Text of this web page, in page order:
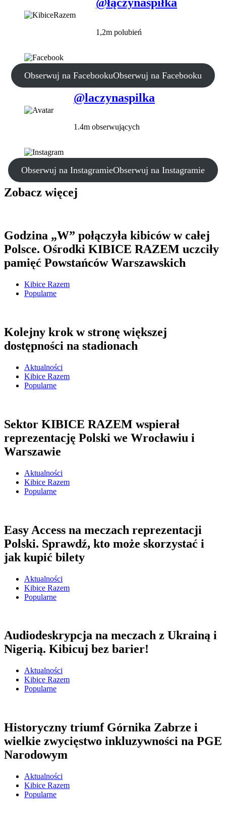
1,2m polubień
Obserwuj na FacebookuObserwuj na Facebooku
@laczynaspilka
1.4m obserwujących
Obserwuj na InstagramieObserwuj na Instagramie
Zobacz więcej
Godzina „W” połączyła kibiców w całej
Polsce. Ośrodki KIBICE RAZEM uczciły
pamięć Powstańców Warszawskich
Kibice Razem
Popularne
Kolejny krok w stronę większej
dostępności na stadionach
Aktualności
Kibice Razem
Popularne
Sektor KIBICE RAZEM wspierał
reprezentację Polski we Wrocławiu i
Warszawie
Aktualności
Kibice Razem
Popularne
Easy Access na meczach reprezentacji
Polski. Sprawdź, kto może skorzystać i
jak kupić bilety
Aktualności
Kibice Razem
Popularne
Audiodeskrypcja na meczach z Ukrainą i
Nigerią. Kibicuj bez barier!
Aktualności
Kibice Razem
Popularne
Historyczny triumf Górnika Zabrze i
wielkie zwycięstwo inkluzywności na PGE
Narodowym
Aktualności
Kibice Razem
Popularne